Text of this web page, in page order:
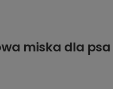
miska dla psa